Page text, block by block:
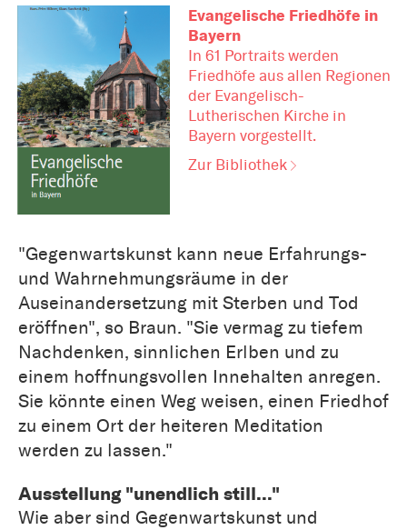
Evangelische Friedhöfe in
Bayern
In 61 Portraits werden
Friedhöfe aus allen Regionen
der Evangelisch-
Lutherischen Kirche in
Bayern vorgestellt.
Zur Bibliothek
"Gegenwartskunst kann neue Erfahrungs-
und Wahrnehmungsräume in der
Auseinandersetzung mit Sterben und Tod
eröffnen", so Braun. "Sie vermag zu tiefem
Nachdenken, sinnlichen Erlben und zu
einem hoffnungsvollen Innehalten anregen.
Sie könnte einen Weg weisen, einen Friedhof
zu einem Ort der heiteren Meditation
werden zu lassen."
Ausstellung "unendlich still..."
Wie aber sind Gegenwartskunst und